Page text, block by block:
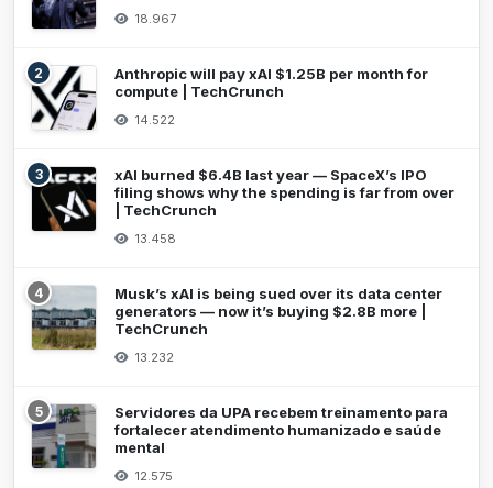
18.967
2
Anthropic will pay xAI $1.25B per month for
compute | TechCrunch
14.522
3
xAI burned $6.4B last year — SpaceX’s IPO
filing shows why the spending is far from over
| TechCrunch
13.458
4
Musk’s xAI is being sued over its data center
generators — now it’s buying $2.8B more |
TechCrunch
13.232
5
Servidores da UPA recebem treinamento para
fortalecer atendimento humanizado e saúde
mental
12.575